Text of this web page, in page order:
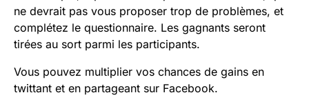
ne devrait pas vous proposer trop de problèmes, et
complétez le questionnaire. Les gagnants seront
tirées au sort parmi les participants.
Vous pouvez multiplier vos chances de gains en
twittant et en partageant sur Facebook.